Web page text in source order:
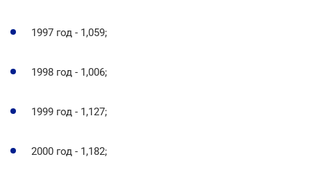
1997 год - 1,059;
1998 год - 1,006;
1999 год - 1,127;
2000 год - 1,182;